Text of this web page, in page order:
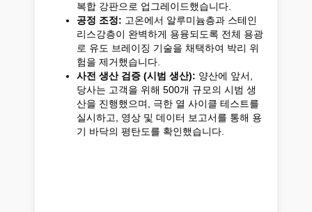
복합 강판으로 업그레이드했습니다.
공정 조정: 고온에서 알루미늄층과 스테인
리스강층이 완벽하게 용융되도록 전체 용광
로 유도 브레이징 기술을 채택하여 박리 위
험을 제거했습니다.
사전 생산 검증 (시범 생산): 양산에 앞서,
당사는 고객을 위해 500개 규모의 시범 생
산을 진행했으며, 극한 열 사이클 테스트를
실시하고, 영상 및 데이터 보고서를 통해 용
기 바닥의 평탄도를 확인했습니다.